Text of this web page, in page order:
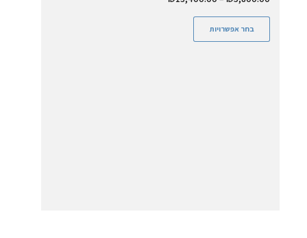
בחר אפשרויות